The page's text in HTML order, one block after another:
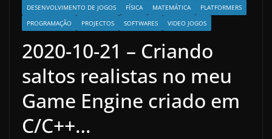
DESENVOLVIMENTO DE JOGOS FÍSICA MATEMÁTICA
PLATFORMERS
PROGRAMAÇÃO
PROJECTOS SOFTWARES VIDEO JOGOS
2020-10-21 – Criando
saltos realistas no meu
Game Engine criado em
C/C++…